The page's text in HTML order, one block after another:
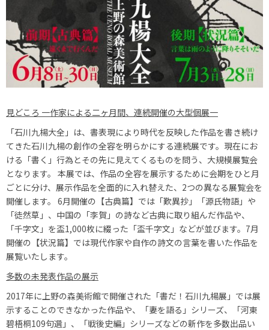
見どころ 一作家による二ヶ月間、連続開催の大型個展一
「石川九楊大全」は、書表現により時代を反映した作品を書き続け
てきた石川九楊の創作の全容を明らかにする連続展です。現在にお
ける「書く」行為とその先に見えてくるものを問う、大規模展覧会
となります。 本展では、作品の全容を展示するために会期をひと月
ごとに分け、展示作品を全面的に入れ替えた、2つの異なる展覧会を
開催します。 6月開催の【古典篇】では「歎異抄」「源氏物語」や
「徒然草」、中国の「李賀」の詩など古典に取り組んだ作品や、
「千字文」を盃1,000枚に綴った「盃千字文」などが並びます。7月
開催の【状況篇】では現代作家や自作の詩文の言葉を書いた作品を
展覧いたします。
多数の未発表作品の展示
2017年に上野の森美術館で開催された「書だ！石川九楊展」では展
示することのできなかった作品や、「妻を語る」シリーズ、「河東
碧梧桐109句選」、「戦後史編」シリーズなどの新作を多数出品い